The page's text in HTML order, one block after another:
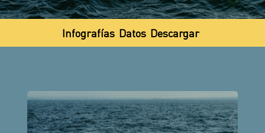
Infografías Datos Descargar